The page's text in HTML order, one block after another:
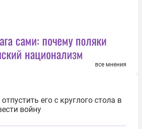
сами: почему поляки
национализм
все мнения
его с круглого стола в
войну